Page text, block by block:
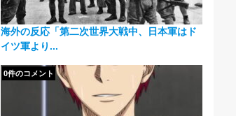
海外の反応「第二次世界大戦中、日本軍はド
イツ軍より...
0件のコメント